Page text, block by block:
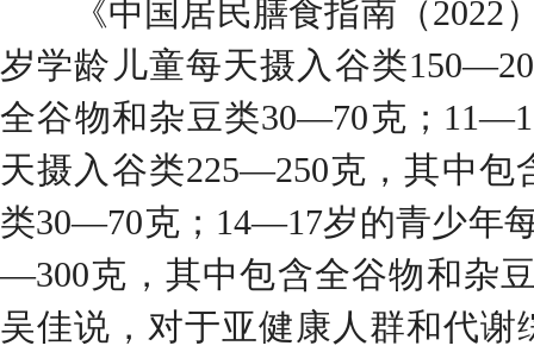
《中国居民膳食指南（2022
岁学龄儿童每天摄入谷类
全谷物和杂豆类30—70克；
天摄入谷类225—250克，其中包
类30—70克；14—17岁的青少年
—300克，其中包含全谷物和杂
吴佳说，对于亚健康人群和代谢